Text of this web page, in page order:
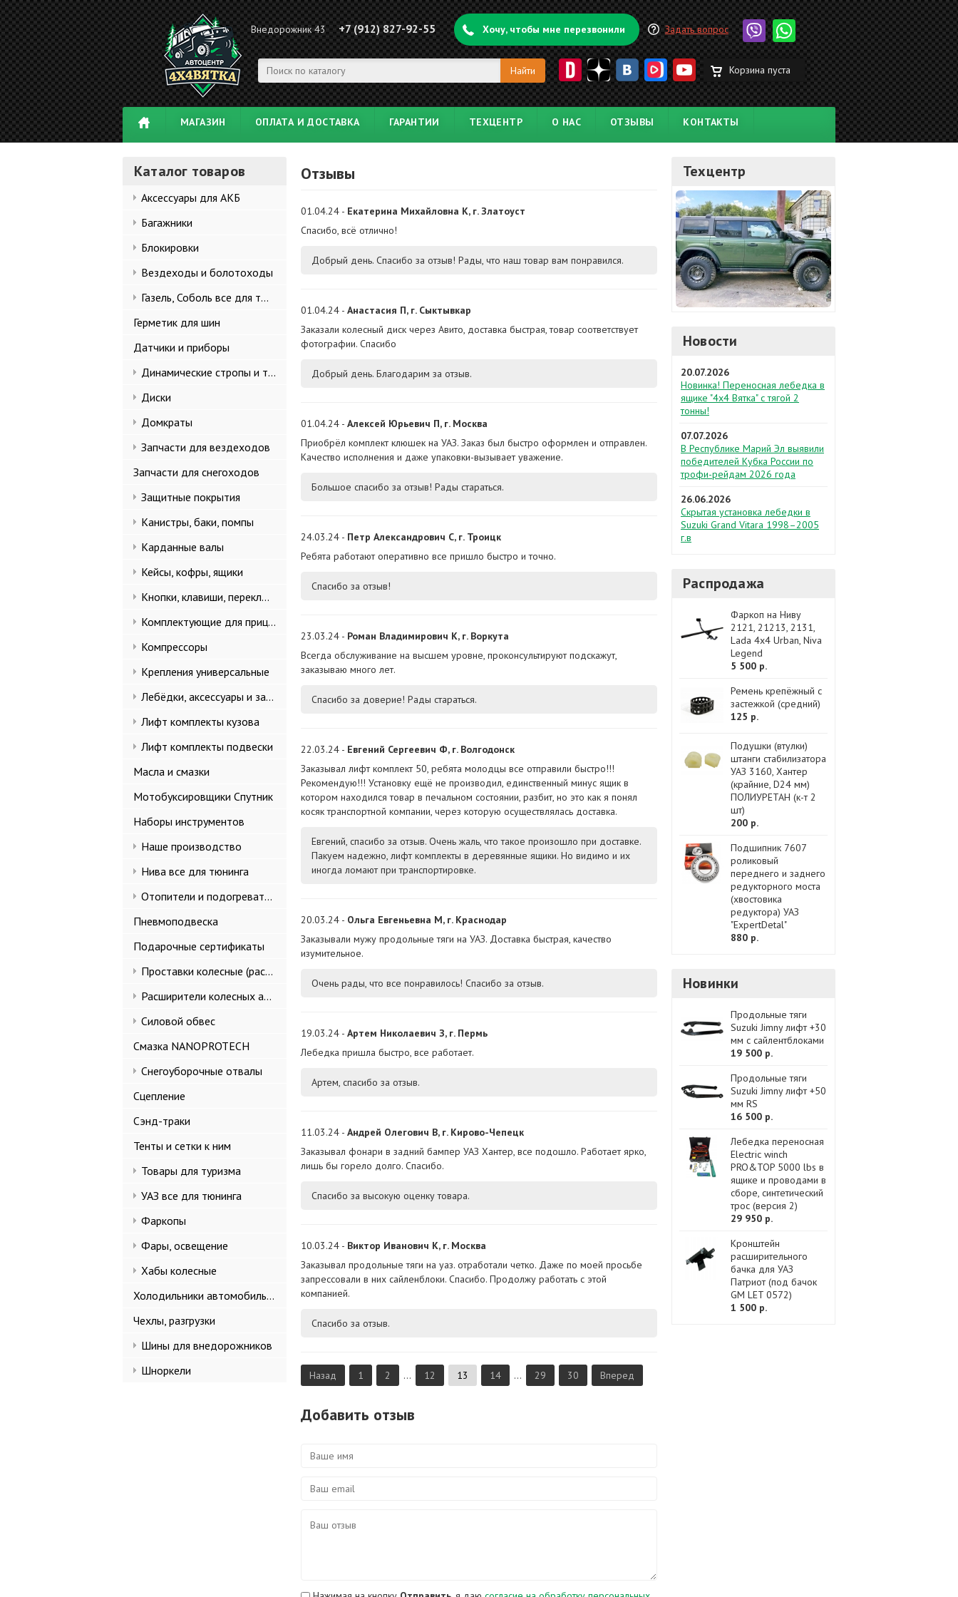
Внедорожник 43 +7 (912) 827-92-55 Хочу, чтобы мне перезвонили Задать вопрос
Корзина пуста
МАГАЗИН ОПЛАТА И ДОСТАВКА ГАРАНТИИ ТЕХЦЕНТР О НАС ОТЗЫВЫ КОНТАКТЫ
Каталог товаров
Аксессуары для АКБ
Багажники
Блокировки
Вездеходы и болотоходы
Газель, Соболь все для тюнинга
Герметик для шин
Датчики и приборы
Динамические стропы и такелаж
Диски
Домкраты
Запчасти для вездеходов
Запчасти для снегоходов
Защитные покрытия
Канистры, баки, помпы
Карданные валы
Кейсы, кофры, ящики
Кнопки, клавиши, переключатели
Комплектующие для прицепов
Компрессоры
Крепления универсальные
Лебёдки, аксессуары и запчасти
Лифт комплекты кузова
Лифт комплекты подвески
Масла и смазки
Мотобуксировщики Спутник
Наборы инструментов
Наше производство
Нива все для тюнинга
Отопители и подогреватели
Пневмоподвеска
Подарочные сертификаты
Проставки колесные (расширители колеи)
Расширители колесных арок и брызговики
Силовой обвес
Смазка NANOPROTECH
Снегоуборочные отвалы
Сцепление
Сэнд-траки
Тенты и сетки к ним
Товары для туризма
УАЗ все для тюнинга
Фаркопы
Фары, освещение
Хабы колесные
Холодильники автомобильные
Чехлы, разгрузки
Шины для внедорожников
Шноркели
Отзывы
01.04.24 - Екатерина Михайловна К, г. Златоуст
Спасибо, всё отлично!
Добрый день. Спасибо за отзыв! Рады, что наш товар вам понравился.
01.04.24 - Анастасия П, г. Сыктывкар
Заказали колесный диск через Авито, доставка быстрая, товар соответствует
фотографии. Спасибо
Добрый день. Благодарим за отзыв.
01.04.24 - Алексей Юрьевич П, г. Москва
Приобрёл комплект клюшек на УАЗ. Заказ был быстро оформлен и отправлен.
Качество исполнения и даже упаковки-вызывает уважение.
Большое спасибо за отзыв! Рады стараться.
24.03.24 - Петр Александрович С, г. Троицк
Ребята работают оперативно все пришло быстро и точно.
Спасибо за отзыв!
23.03.24 - Роман Владимирович К, г. Воркута
Всегда обслуживание на высшем уровне, проконсультируют подскажут,
заказываю много лет.
Спасибо за доверие! Рады стараться.
22.03.24 - Евгений Сергеевич Ф, г. Волгодонск
Заказывал лифт комплект 50, ребята молодцы все отправили быстро!!!
Рекомендую!!! Установку ещё не производил, единственный минус ящик в
котором находился товар в печальном состоянии, разбит, но это как я понял
косяк транспортной компании, через которую осуществлялась доставка.
Евгений, спасибо за отзыв. Очень жаль, что такое произошло при доставке.
Пакуем надежно, лифт комплекты в деревянные ящики. Но видимо и их
иногда ломают при транспортировке.
20.03.24 - Ольга Евгеньевна М, г. Краснодар
Заказывали мужу продольные тяги на УАЗ. Доставка быстрая, качество
изумительное.
Очень рады, что все понравилось! Спасибо за отзыв.
19.03.24 - Артем Николаевич З, г. Пермь
Лебедка пришла быстро, все работает.
Артем, спасибо за отзыв.
11.03.24 - Андрей Олегович В, г. Кирово-Чепецк
Заказывал фонари в задний бампер УАЗ Хантер, все подошло. Работает ярко,
лишь бы горело долго. Спасибо.
Спасибо за высокую оценку товара.
10.03.24 - Виктор Иванович К, г. Москва
Заказывал продольные тяги на уаз. отработали четко. Даже по моей просьбе
запрессовали в них сайленблоки. Спасибо. Продолжу работать с этой
компанией.
Спасибо за отзыв.
Назад 1 2 ... 12 13 14 ... 29 30 Вперед
Добавить отзыв
Техцентр
Новости
20.07.2026
Новинка! Переносная лебедка в
ящике "4х4 Вятка" с тягой 2
тонны!
07.07.2026
В Республике Марий Эл выявили
победителей Кубка России по
трофи-рейдам 2026 года
26.06.2026
Скрытая установка лебедки в
Suzuki Grand Vitara 1998–2005
г.в
Распродажа
Фаркоп на Ниву
2121, 21213, 2131,
Lada 4x4 Urban, Niva
Legend
5 500 р.
Ремень крепёжный с
застежкой (средний)
125 р.
Подушки (втулки)
штанги стабилизатора
УАЗ 3160, Хантер
(крайние, D24 мм)
ПОЛИУРЕТАН (к-т 2
шт)
200 р.
Подшипник 7607
роликовый
переднего и заднего
редукторного моста
(хвостовика
редуктора) УАЗ
"ExpertDetal"
880 р.
Новинки
Продольные тяги
Suzuki Jimny лифт +30
мм с сайлентблоками
19 500 р.
Продольные тяги
Suzuki Jimny лифт +50
мм RS
16 500 р.
Лебедка переносная
Electric winch
PRO&TOP 5000 lbs в
ящике и проводами в
сборе, синтетический
трос (версия 2)
29 950 р.
Кронштейн
расширительного
бачка для УАЗ
Патриот (под бачок
GM LET 0572)
1 500 р.